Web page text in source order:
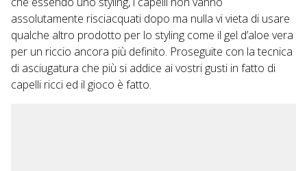
assolutamente risciacquati dopo ma nulla vi vieta di usare
qualche altro prodotto per lo styling come il gel d’aloe vera
per un riccio ancora più definito. Proseguite con la tecnica
di asciugatura che più si addice ai vostri gusti in fatto di
capelli ricci ed il gioco è fatto.